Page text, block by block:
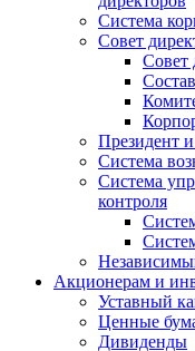
Система
Совет
Совет
Президент
Система
Система
контроля
Акционерам и
Уставный
Ценные
Дивиденды